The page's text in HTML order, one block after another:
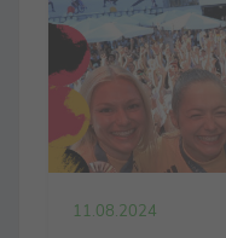
11.08.2024